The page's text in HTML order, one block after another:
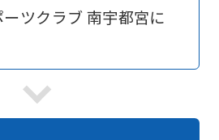
ツクラブ 南宇都宮に
English.
the
link